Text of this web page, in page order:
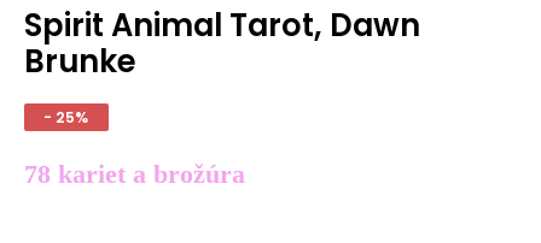
Spirit Animal Tarot, Dawn
Brunke
- 25%
78 kariet a brožúra